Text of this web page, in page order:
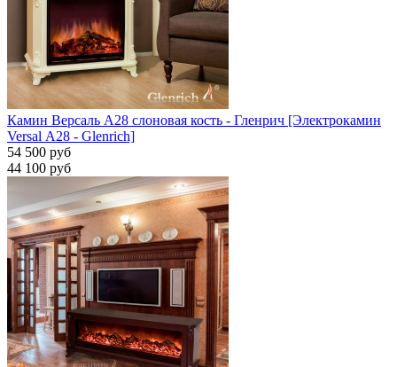
Камин Версаль A28 слоновая кость - Гленрич [Электрокамин
Versal А28 - Glenrich]
54 500 руб
44 100 руб